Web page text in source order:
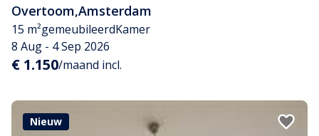
Overtoom,Amsterdam
15 m²gemeubileerdKamer
8 Aug - 4 Sep 2026
€ 1.150/maand incl.
Nieuw